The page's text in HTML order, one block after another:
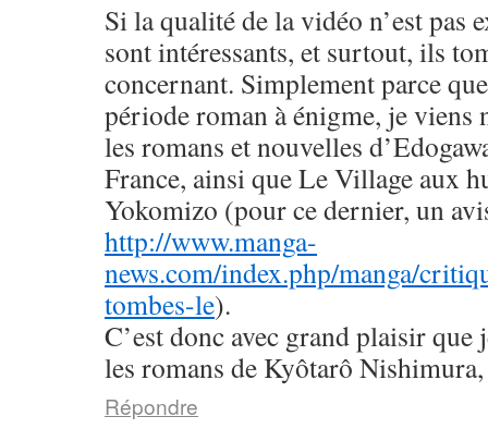
Si la qualité de la vidéo n’est pas
sont intéressants, et surtout, ils
concernant. Simplement parce
période roman à énigme, je viens
les romans et nouvelles
France, ainsi que Le Village aux
Yokomizo (pour ce dernier, un
http://www.manga-
news.com/index.php/manga/
tombes-le).
C’est donc avec grand plaisir que
les romans de Kyôtarô
Répondre